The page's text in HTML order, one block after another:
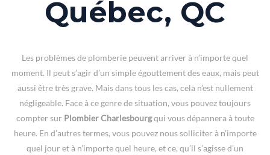
Québec, QC
Les problèmes de plomberie peuvent arriver à n’importe quel
moment. Il peut s’agir d’un simple égouttement des eaux, mais peut
aussi être très grave. Mais dans tous les cas, cela n’est nullement
négligeable. Face à ce genre de situation, vous pouvez toujours
compter sur Plombier Charlesbourgqui vous dépannera à toute
heure. En d’autres termes, vous pouvez nous solliciter à n’importe
quel jour et à n’importe quel heure, et ce, qu’il s’agisse d’un